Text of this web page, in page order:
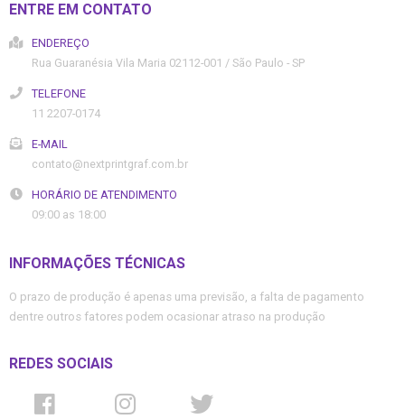
ENTRE EM CONTATO
ENDEREÇO
Rua Guaranésia Vila Maria 02112-001 / São Paulo - SP
TELEFONE
11 2207-0174
E-MAIL
contato@nextprintgraf.com.br
HORÁRIO DE ATENDIMENTO
09:00 as 18:00
INFORMAÇÕES TÉCNICAS
O prazo de produção é apenas uma previsão, a falta de pagamento
dentre outros fatores podem ocasionar atraso na produção
REDES SOCIAIS